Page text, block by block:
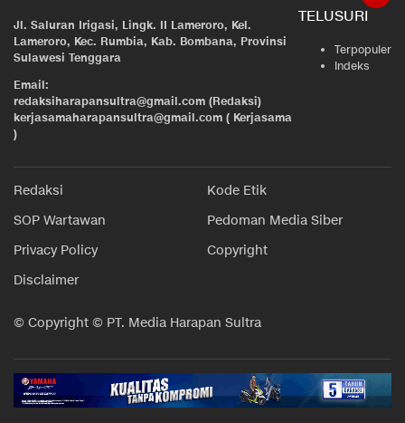
Jl. Saluran Irigasi, Lingk. II Lameroro, Kel.
Lameroro, Kec. Rumbia, Kab. Bombana, Provinsi
Sulawesi Tenggara
Email:
redaksiharapansultra@gmail.com (Redaksi)
kerjasamaharapansultra@gmail.com ( Kerjasama
)
TELUSURI
Terpopuler
Indeks
Redaksi
Kode Etik
SOP Wartawan
Pedoman Media Siber
Privacy Policy
Copyright
Disclaimer
© Copyright © PT. Media Harapan Sultra